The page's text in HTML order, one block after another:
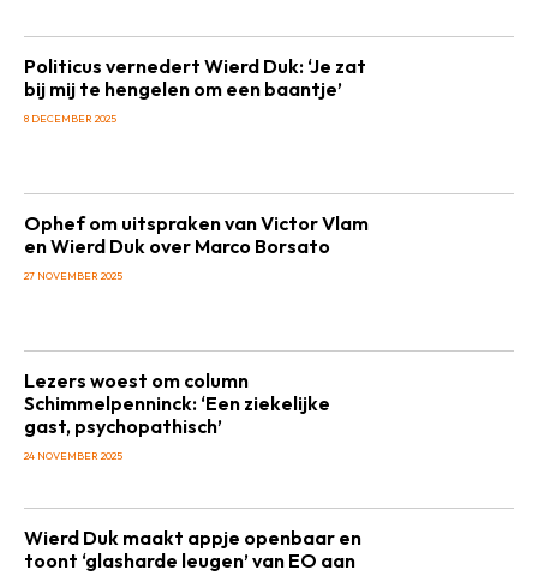
Politicus vernedert Wierd Duk: ‘Je zat
bij mij te hengelen om een baantje’
8 DECEMBER 2025
Ophef om uitspraken van Victor Vlam
en Wierd Duk over Marco Borsato
27 NOVEMBER 2025
Lezers woest om column
Schimmelpenninck: ‘Een ziekelijke
gast, psychopathisch’
24 NOVEMBER 2025
Wierd Duk maakt appje openbaar en
toont ‘glasharde leugen’ van EO aan